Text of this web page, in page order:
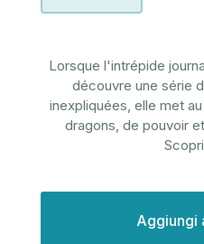
Lorsque l'intrépide
découvre une série
inexpliquées, elle met
dragons, de pouvoir